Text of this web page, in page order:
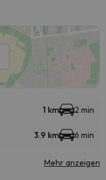
1 km 2 min
3.9 km 6 min
Mehr anzeigen